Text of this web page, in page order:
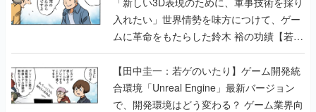
入れたい」世界情勢を味方につけて、ゲー
ムに革命をもたらした鈴木 裕の功績【若ゲ
のいたり】
【田中圭一：若ゲのいたり】ゲーム開発統
合環境「Unreal Engine」最新バージョン
で、開発環境はどう変わる？ ゲーム業界向